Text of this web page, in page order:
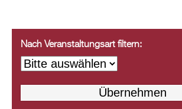
Nach Veranstaltungsart filtern: